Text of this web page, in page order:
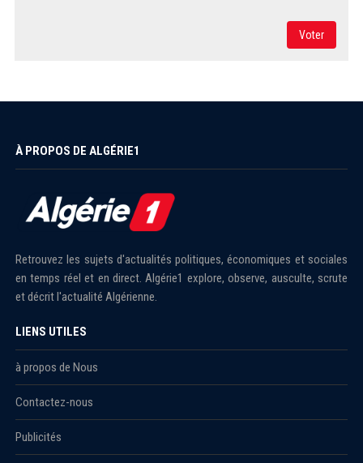
Voter
À PROPOS DE ALGÉRIE1
Retrouvez les sujets d'actualités politiques, économiques et sociales
en temps réel et en direct. Algérie1 explore, observe, ausculte, scrute
et décrit l'actualité Algérienne.
LIENS UTILES
à propos de Nous
Contactez-nous
Publicités